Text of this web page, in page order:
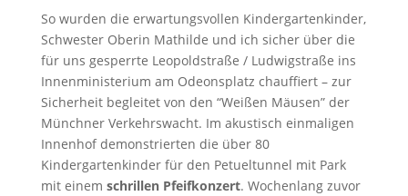
So wurden die erwartungsvollen Kindergartenkinder,
Schwester Oberin Mathilde und ich sicher über die
für uns gesperrte Leopoldstraße / Ludwigstraße ins
Innenministerium am Odeonsplatz chauffiert – zur
Sicherheit begleitet von den “Weißen Mäusen” der
Münchner Verkehrswacht. Im akustisch einmaligen
Innenhof demonstrierten die über 80
Kindergartenkinder für den Petueltunnel mit Park
mit einem schrillen Pfeifkonzert. Wochenlang zuvor